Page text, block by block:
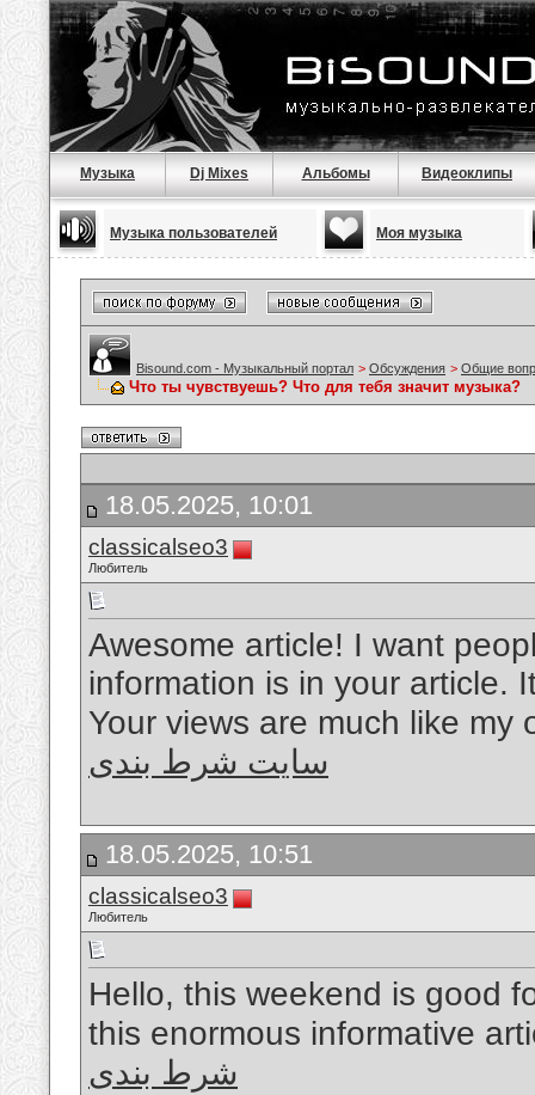
Музыка Dj Mixes Альбомы Видеоклипы
Музыка пользователей Моя музыка
Bisound.com - Музыкальный портал > Обсуждения > Общие
Что ты чувствуешь? Что для тебя значит музыка?
18.05.2025, 10:01
classicalseo3
Любитель
Awesome article! I want
information is in your article.
Your views are much like
سایت شرط بندی
18.05.2025, 10:51
classicalseo3
Любитель
Hello, this weekend is good
this enormous informative
شرط بندی